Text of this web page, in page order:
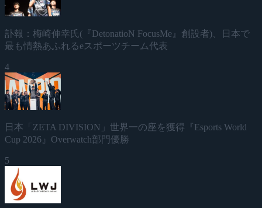
訃報：梅崎伸幸氏(『DetonatioN FocusMe』創設者)、日本で
最も情熱あふれるeスポーツチーム代表
4
日本「ZETA DIVISION」世界一の座を獲得『Esports World
Cup 2026』Overwatch部門優勝
5